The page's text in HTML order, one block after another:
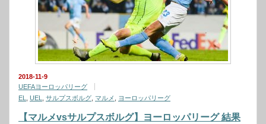
2018-11-9
UEFAヨーロッパリーグ
EL
UEL サルプスボルグ マルメ ヨーロッパリーグ
【マルメvsサルプスボルグ】ヨーロッパリーグ 結果